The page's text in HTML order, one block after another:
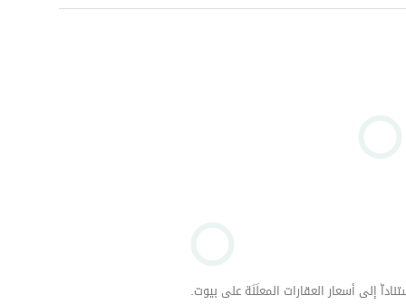
إلى أسعار العقارات المعلَنَة على بيوت.